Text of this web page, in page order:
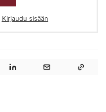
Kirjaudu sisään